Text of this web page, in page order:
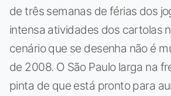
de três semanas de férias dos
intensa atividades dos cartolas
cenário que se desenha não é
de 2008. O São Paulo larga na
pinta de que está pronto para